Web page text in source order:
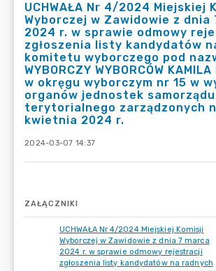
UCHWAŁA Nr 4/2024 Miejskiej
Wyborczej w Zawidowie z dnia
2024 r. w sprawie odmowy
zgłoszenia listy kandydatów
komitetu wyborczego pod
WYBORCZY WYBORCÓW
w okręgu wyborczym nr 15 w
organów jednostek samorządu
terytorialnego zarządzonych
kwietnia 2024 r.
2024-03-07 14:37
ZAŁĄCZNIKI
UCHWAŁA Nr 4/2024 Miejskiej Komisji
Wyborczej w Zawidowie z dnia 7 marca
2024 r. w sprawie odmowy rejestracji
zgłoszenia listy kandydatów na radnych